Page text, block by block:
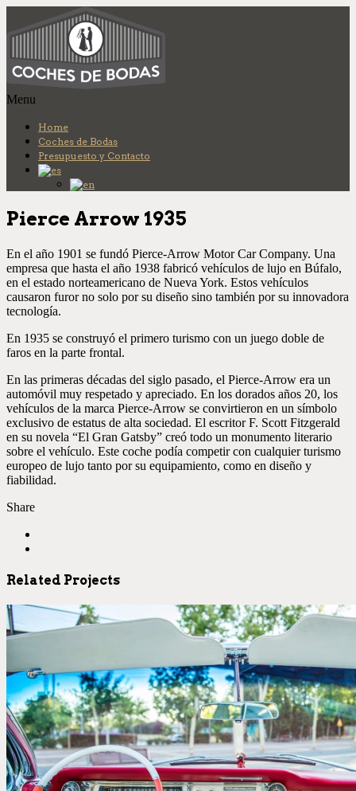
Menu
Home
Coches de Bodas
Presupuesto y Contacto
Pierce Arrow 1935
En el año 1901 se fundó Pierce-Arrow Motor Car Company. Una
empresa que hasta el año 1938 fabricó vehículos de lujo en Búfalo,
en el estado norteamericano de Nueva York. Estos vehículos
causaron furor no solo por su diseño sino también por su innovadora
tecnología.
En 1935 se construyó el primero turismo con un juego doble de
faros en la parte frontal.
En las primeras décadas del siglo pasado, el Pierce-Arrow era un
automóvil muy respetado y apreciado. En los dorados años 20, los
vehículos de la marca Pierce-Arrow se convirtieron en un símbolo
exclusivo de estatus de alta sociedad. El escritor F. Scott Fitzgerald
en su novela “El Gran Gatsby” creó todo un monumento literario
sobre el vehículo. Este coche podía competir con cualquier turismo
europeo de lujo tanto por su equipamiento, como en diseño y
fiabilidad.
Share
Related Projects
Más info.